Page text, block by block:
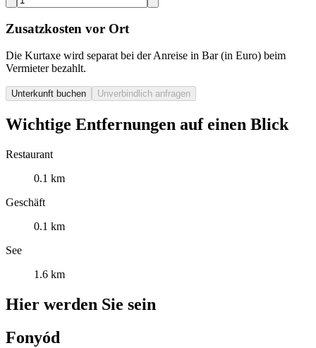
Zusatzkosten vor Ort
Die Kurtaxe wird separat bei der Anreise in Bar (in Euro) beim
Vermieter bezahlt.
Unterkunft buchen Unverbindlich anfragen
Wichtige Entfernungen auf einen Blick
Restaurant
0.1 km
Geschäft
0.1 km
See
1.6 km
Hier werden Sie sein
Fonyód